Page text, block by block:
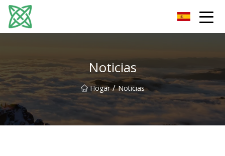
Noticias
Hogar / Noticias